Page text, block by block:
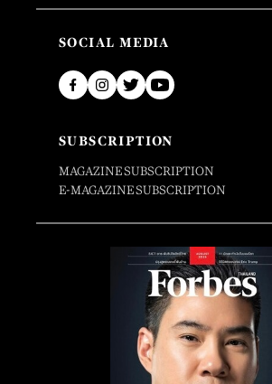
SOCIAL MEDIA
SUBSCRIPTION
MAGAZINE SUBSCRIPTION
E-MAGAZINE SUBSCRIPTION